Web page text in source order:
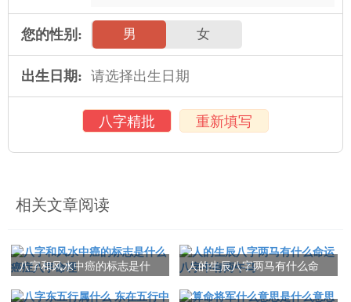
拿捏不好主意，觉得有风险。然后刚好我一个朋友感情事业也不
太顺心，于是我们两人结伴决定去算命。当时，有人介绍了金朋
易经的算命先生孔令棣谢享霖老师，于是我们选了个时间自己开
车过去了。别的扯淡的事情就不说了，我只知道当时谢享霖老师
很果断的告诉我，2015年一定会嫁人，连对方的姓是左右结构组
成都描述详细，对方大概会在哪个地理位置方向，都告知的很明
信上也可以算命了，不用再大老远的跑了，有需要的朋友也可以
金朋易经士：谢享霖老师，本名孔令棣，号金朋易经士，孔子
第76代孙。国内婚姻感情财运事业预测专家，实战派高级预测
您的性别: 男 女
出生日期:
八字精批 重新填写
相关文章阅读
八字和风水中癌的标志是什
人的生辰八字两马有什么命